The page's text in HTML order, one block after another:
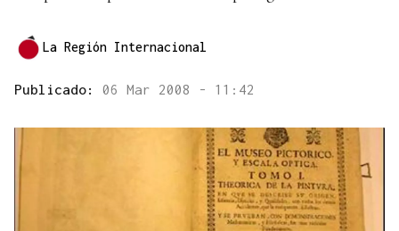
La Región Internacional
Publicado: 06 Mar 2008 - 11:42